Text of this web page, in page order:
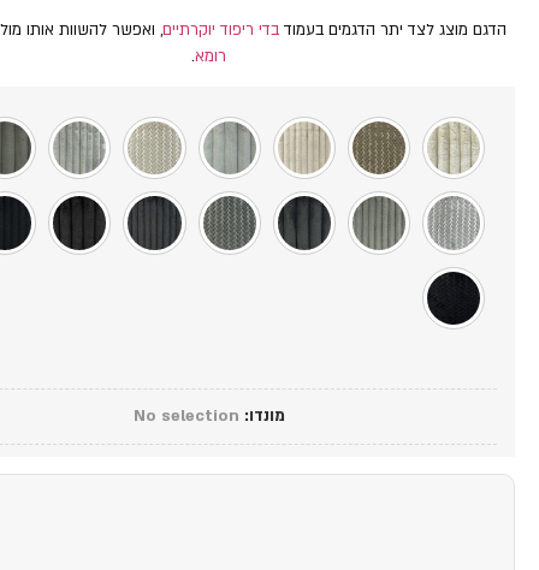
הדגם מוצג לצד יתר הדגמים בעמודבדי ריפוד יוקרתיים, ואפשר להשוות אותו
רומא.
מונדו:
No selection